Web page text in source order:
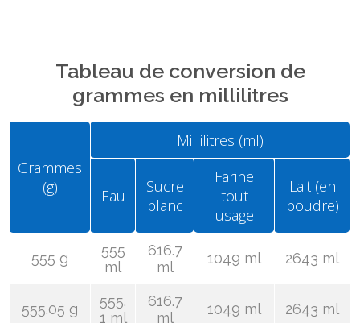
Tableau de conversion de
grammes en millilitres
Grammes
(g)
Millilitres (ml)
Eau
Sucre
blanc
Farine
tout
usage
Lait (en
poudre)
555 g
555
ml
616.7
ml
1049 ml 2643 ml
555.05 g
555.
1 ml
616.7
ml
1049 ml 2643 ml